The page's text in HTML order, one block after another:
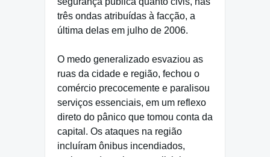
três ondas atribuídas à facção, a
última delas em julho de 2006.
O medo generalizado esvaziou as
ruas da cidade e região, fechou o
comércio precocemente e paralisou
serviços essenciais, em um reflexo
direto do pânico que tomou conta da
capital. Os ataques na região
incluíram ônibus incendiados,